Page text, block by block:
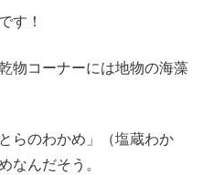
す！
物コーナーには地物の海藻
らのわかめ」（塩蔵わか
なんだそう。